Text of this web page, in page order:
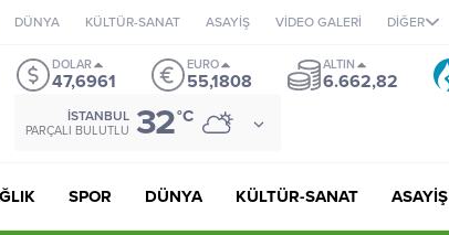
DÜNYA KÜLTÜR-SANAT ASAYİŞ VİDEO GALERİ DİĞER
DOLAR
47,6961
EURO
55,1808
ALTIN
6.662,82
İSTANBUL
PARÇALI BULUTLU 32°C
SPOR DÜNYA KÜLTÜR-SANAT ASAYİŞ